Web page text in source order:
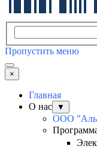
Пропустить меню
×
Главная
О нас
▼
ООО